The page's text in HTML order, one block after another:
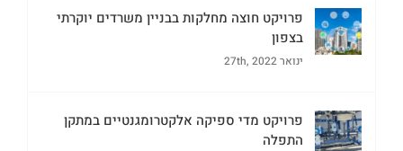
פרויקט חוצה מחלקות בבניין משרדים יוקרתי
בצפון
ינואר 27th, 2022
פרויקט מדי ספיקה אלקטרומגנטיים במתקן
התפלה